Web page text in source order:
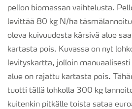
pellon biomassan vaihtelusta.
levittää 80 kg N/ha
oleva kuivuudesta kärsivä alue
kartasta pois. Kuvassa on nyt
levityskartta, jolloin
alue on rajattu kartasta pois.
tuotti tällä lohkolla 300 kg
kuitenkin pitkälle toista sataa